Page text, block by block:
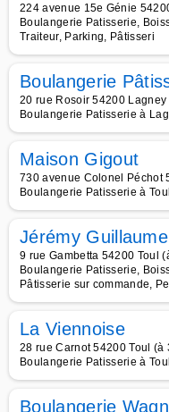
224 avenue 15e Génie
Boulangerie Patisserie,
Traiteur, Parking, Pâtisseri
Boulangerie
20 rue Rosoir 54200
Boulangerie Patisserie à
Maison Gigout
730 avenue Colonel Péchot
Boulangerie Patisserie à Toul
Jérémy Guillaume
9 rue Gambetta 54200 Toul
Boulangerie Patisserie,
Pâtisserie sur commande,
La Viennoise
28 rue Carnot 54200 Toul
Boulangerie Patisserie à Toul
Boulangerie